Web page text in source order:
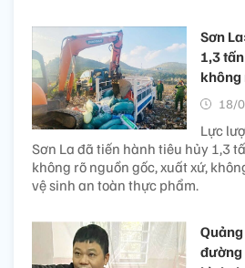
Sơn
1,3
không
18/
Lực
Sơn La đã tiến hành tiêu hủy 1,3
không rõ nguồn gốc, xuất xứ,
vệ sinh an toàn thực phẩm.
đường